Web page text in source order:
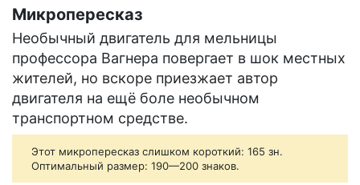
Микропересказ
Необычный двигатель для мельницы
профессора Вагнера повергает в шок местных
жителей, но вскоре приезжает автор
двигателя на ещё боле необычном
транспортном средстве.
Этот микропересказ слишком короткий: 165 зн.
Оптимальный размер: 190—200 знаков.